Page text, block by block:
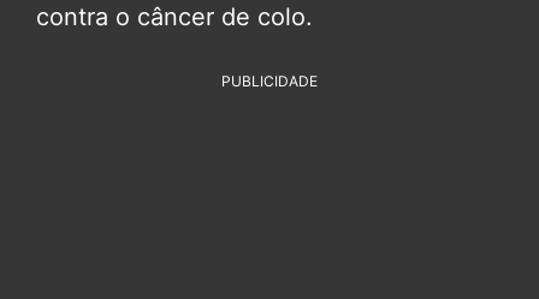
contra o câncer de colo.
PUBLICIDADE